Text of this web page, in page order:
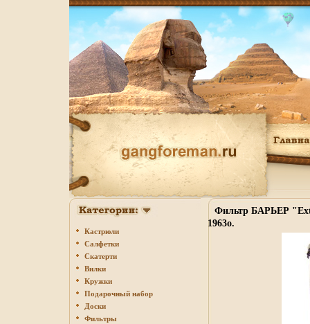
Кастрюли
Салфетки
Скатерти
Вилки
Кружки
Подарочный набор
Доски
Фильтры
Фильтр БАРЬЕР
1963o.